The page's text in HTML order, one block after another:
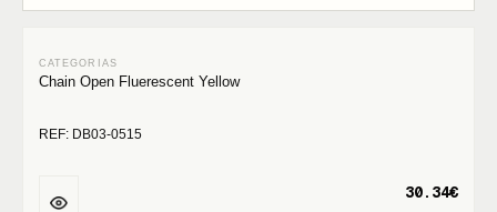
Chain Open Fluerescent Yellow
REF: DB03-0515
30.34€